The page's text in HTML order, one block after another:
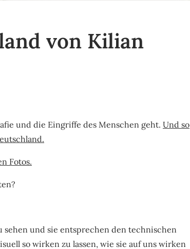
von Kilian
und die Eingriffe des Menschen geht. Und so
Fotos.
und sie entsprechen den technischen
so wirken zu lassen, wie sie auf uns wirken